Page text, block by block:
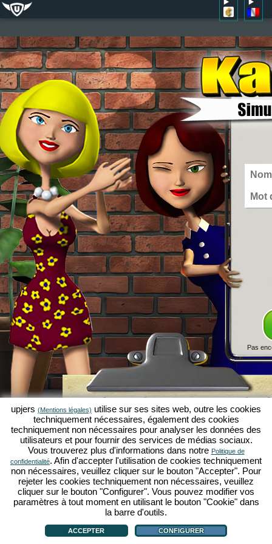
Pas
Simulation économique
jeux par navigateur d'upjers
Kapilands fait partie des meilleursjeux par
véritable jeu rétropour les fans de simulations
upjers, il a été élu "MMO of the Year" et
fans dejeux stratégiques en ligne. Ici, tu peux
économique en tant qu'entrepreneur et faire
simulations économiques!
upjers (Mentions légales) utilise sur ses sites web, outre les cookies
techniquement nécessaires, également des cookies
techniquement non nécessaires pour analyser les données des
utilisateurs et pour fournir des services de médias sociaux.
Vous trouverez plus d'informations dans notre Politique de
confidentialité. Afin d'accepter l'utilisation de cookies techniquement
non nécessaires, veuillez cliquer sur le bouton "Accepter". Pour
rejeter les cookies techniquement non nécessaires, veuillez
cliquer sur le bouton "Configurer". Vous pouvez modifier vos
paramètres à tout moment en utilisant le bouton "Cookie" dans
la barre d'outils.
ACCEPTER CONFIGURER